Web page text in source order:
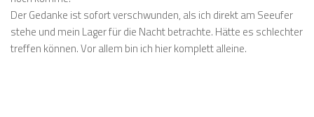
Der Gedanke ist sofort verschwunden, als ich direkt am Seeufer
stehe und mein Lager für die Nacht betrachte. Hätte es schlechter
treffen können. Vor allem bin ich hier komplett alleine.